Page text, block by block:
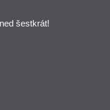
šestkrát!